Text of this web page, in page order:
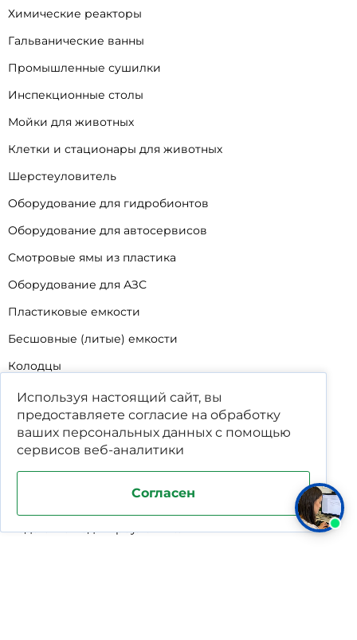
Химические реакторы
Гальванические ванны
Промышленные сушилки
Инспекционные столы
Мойки для животных
Клетки и стационары для животных
Шерстеуловитель
Оборудование для гидробионтов
Оборудование для автосервисов
Смотровые ямы из пластика
Оборудование для АЗС
Пластиковые емкости
Бесшовные (литые) емкости
Колодцы
Оборудование для шелкографии
Кабины для промывки и напыления
Технические мойки
Биопрепараты
Сигнализатор уровня
Используя настоящий сайт, вы
предоставляете согласие на обработку
ваших персональных данных с помощью
сервисов веб-аналитики
Согласен